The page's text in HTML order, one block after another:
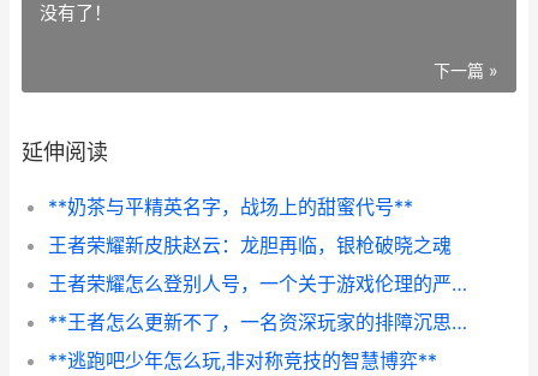
没有了！
下一篇 »
延伸阅读
**奶茶与平精英名字，战场上的甜蜜代号**
王者荣耀新皮肤赵云：龙胆再临，银枪破晓之魂
王者荣耀怎么登别人号，一个关于游戏伦理的严肃探讨，副标题，便利与风险的边界审视
**王者怎么更新不了，一名资深玩家的排障沉思录**
**逃跑吧少年怎么玩,非对称竞技的智慧博弈**